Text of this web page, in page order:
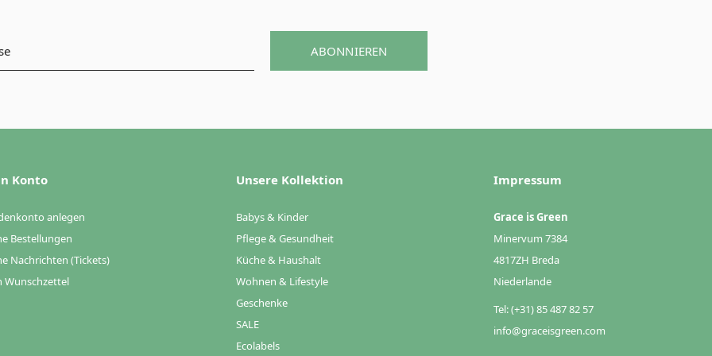
ABONNIEREN
Konto
anlegen
Bestellungen
Nachrichten (Tickets)
Wunschzettel
Unsere Kollektion
Babys & Kinder
Pflege & Gesundheit
Küche & Haushalt
Wohnen & Lifestyle
Geschenke
SALE
Ecolabels
Impressum
Grace is Green
Minervum 7384
4817ZH Breda
Niederlande
Tel: (+31) 85 487 82 57
info@graceisgreen.com